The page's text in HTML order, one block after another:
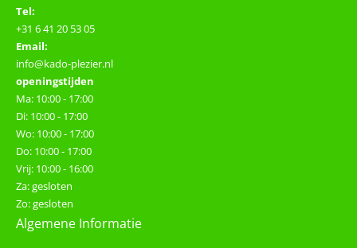
Tel:
+31 6 41 20 53 05
Email:
info@kado-plezier.nl
openingstijden
Ma: 10:00 - 17:00
Di: 10:00 - 17:00
Wo: 10:00 - 17:00
Do: 10:00 - 17:00
Vrij: 10:00 - 16:00
Za: gesloten
Zo: gesloten
Algemene Informatie